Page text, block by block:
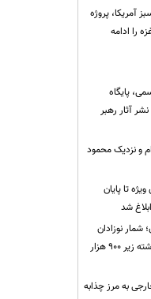
آمریکا، پروژه
را ادامه
پایگاه
آثار رهبر
و نزدیک محمود
تا پایان
شد
شمار نوزادان
برای نخستین بار در ۶۰ سال گذشته زیر ۹۰۰ هزار
به مرز چذابه